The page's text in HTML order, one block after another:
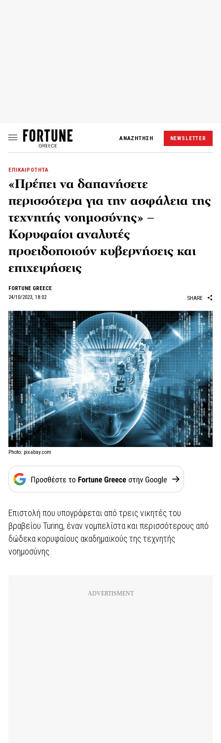
ΑΝΑΖΗΤΗΣΗ NEWSLETTER
ΕΠΙΚΑΙΡΟΤΗΤΑ
«Πρέπει να δαπανήσετε
περισσότερα για την ασφάλεια της
τεχνητής νοημοσύνης» –
Κορυφαίοι αναλυτές
προειδοποιούν κυβερνήσεις και
επιχειρήσεις
FORTUNE GREECE
24/10/2023, 18:02
SHARE
Photo: pixabay.com
Επιστολή που υπογράφεται από τρεις νικητές του
βραβείου Turing, έναν νομπελίστα και περισσότερους από
δώδεκα κορυφαίους ακαδημαϊκούς της τεχνητής
νοημοσύνης.